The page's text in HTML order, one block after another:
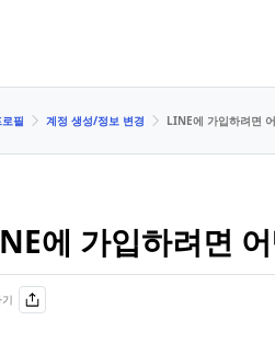
필 계정 생성/정보 변경 LINE에 가입하려면
에 가입하려면